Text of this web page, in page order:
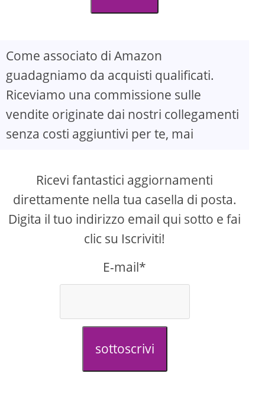
Come associato di Amazon
guadagniamo da acquisti qualificati.
Riceviamo una commissione sulle
vendite originate dai nostri collegamenti
senza costi aggiuntivi per te, mai
Ricevi fantastici aggiornamenti
direttamente nella tua casella di posta.
Digita il tuo indirizzo email qui sotto e fai
clic su Iscriviti!
E-mail*
sottoscrivi